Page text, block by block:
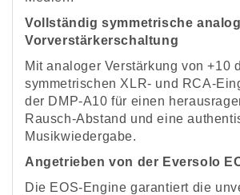
Vollständig symmetrische
Vorverstärkerschaltung
Mit analoger Verstärkung von +10
symmetrischen XLR- und RCA-
der DMP-A10 für einen
Rausch-Abstand und eine
Musikwiedergabe.
Angetrieben von der Eversolo
Die EOS-Engine garantiert die